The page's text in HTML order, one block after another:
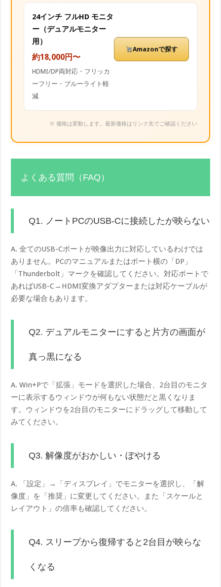
24インチ フルHD モニタ
ー（デュアルモニター
用）
約18,000円〜
HDMI/DP両対応・フリッカ
ーフリー・ブルーライト軽
減
Amazonで探す
※ 価格は変動します。最新価格はリンク先でご確認ください
よくある質問（FAQ）
Q1. ノートPCのUSB-Cに接続したが映らない
A. 全てのUSB-Cポートが映像出力に対応しているわけでは
ありません。PCのマニュアルまたはポート横の「DP」
「Thunderbolt」マークを確認してください。対応ポートで
あればUSB-C→HDMI変換アダプターまたは対応ケーブルが
必要な場合もあります。
Q2. デュアルモニターにすると片方の画面が
真っ黒になる
A. Win+Pで「拡張」モードを選択した場合、2台目のモニタ
ーに表示するウィンドウが何もない状態だと黒くなりま
す。ウィンドウを2台目のモニターにドラッグして移動して
みてください。
Q3. 解像度がおかしい・ぼやける
A. 「設定」→「ディスプレイ」でモニターを選択し、「解
像度」を「推奨」に変更してください。また「スケールと
レイアウト」の倍率も確認してください。
Q4. スリープから復帰すると2台目が映らな
くなる